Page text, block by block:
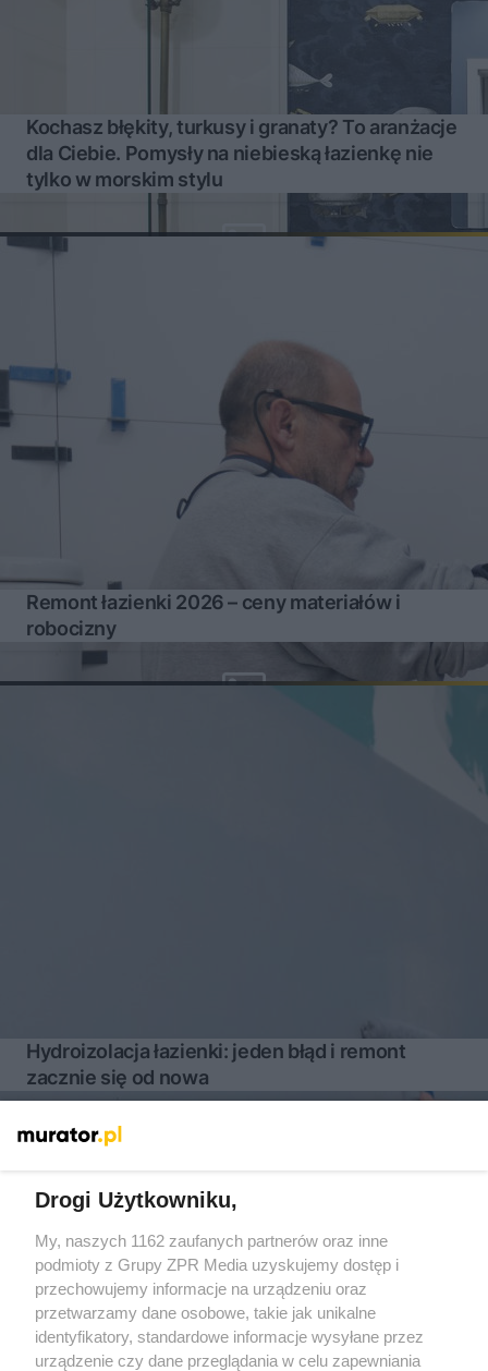
Kochasz błękity, turkusy i granaty? To aranżacje
dla Ciebie. Pomysły na niebieską łazienkę nie
tylko w morskim stylu
Remont łazienki 2026 – ceny materiałów i
robocizny
Hydroizolacja łazienki: jeden błąd i remont
zacznie się od nowa
Żaden utwór zamieszczony w serwisie nie może być powielany i
rozpowszechniany lub dalej rozpowszechniany w jakikolwiek
sposób (w tym także elektroniczny lub mechaniczny) na
jakimkolwiek polu eksploatacji w jakiejkolwiek formie, włącznie z
umieszczaniem w Internecie bez pisemnej zgody właściciela praw.
Jakiekolwiek użycie lub wykorzystanie utworów w całości lub w
części z naruszeniem prawa, tzn. bez właściwej zgody, jest
Drogi Użytkowniku,
My, naszych 1162 zaufanych partnerów oraz inne
podmioty z Grupy ZPR Media uzyskujemy dostęp i
przechowujemy informacje na urządzeniu oraz
przetwarzamy dane osobowe, takie jak unikalne
identyfikatory, standardowe informacje wysyłane przez
urządzenie czy dane przeglądania w celu zapewniania